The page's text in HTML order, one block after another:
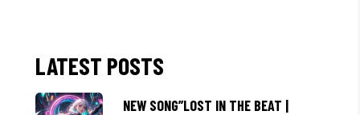
LATEST POSTS
NEW SONG”LOST IN THE BEAT |